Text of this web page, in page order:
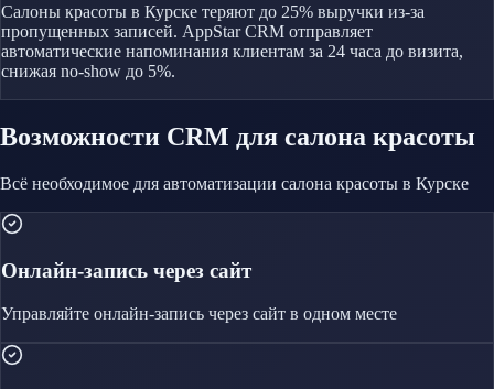
Салоны красоты в Курске теряют до 25% выручки из-за
пропущенных записей. AppStar CRM отправляет
автоматические напоминания клиентам за 24 часа до визита,
снижая no-show до 5%.
Возможности CRM для салона красоты
Всё необходимое для автоматизации салона красоты в Курске
Онлайн-запись через сайт
Управляйте онлайн-запись через сайт в одном месте